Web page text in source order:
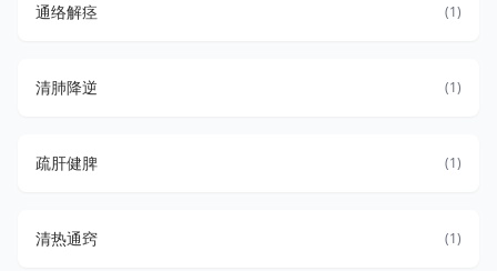
通络解痉 (1)
清肺降逆 (1)
疏肝健脾 (1)
清热通窍 (1)